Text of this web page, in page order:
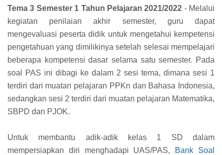
Tema 3 Semester 1 Tahun Pelajaran 2021/2022 - Melalui
kegiatan penilaian akhir semester, guru dapat
mengevaluasi peserta didik untuk mengetahui kempetensi
pengetahuan yang dimilikinya setelah selesai mempelajari
beberapa kompetensi dasar selama satu semester. Pada
soal PAS ini dibagi ke dalam 2 sesi tema, dimana sesi 1
terdiri dari muatan pelajaran PPKn dan Bahasa Indonesia,
sedangkan sesi 2 terdiri dari muatan pelajaran Matematika,
SBPD dan PJOK.
Untuk membantu adik-adik kelas 1 SD dalam
mempersiapkan diri menghadapi UAS/PAS,
Bank Soal